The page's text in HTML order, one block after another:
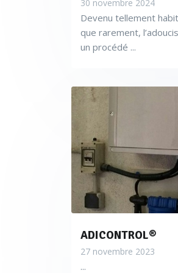
ainsi
de
dans
30 novembre 2024
Devenu tellement
que rarement,
un procédé ...
ADICONTROL®
27 novembre 2023
...